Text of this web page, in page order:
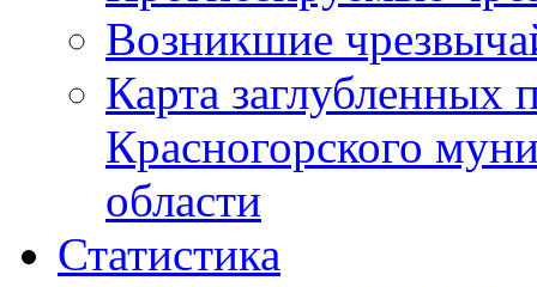
Возникшие
Карта
Красногорского
области
Статистика